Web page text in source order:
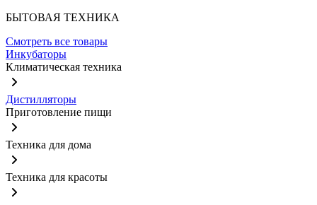
БЫТОВАЯ ТЕХНИКА
Смотреть все товары
Инкубаторы
Климатическая техника
Дистилляторы
Приготовление пищи
Техника для дома
Техника для красоты